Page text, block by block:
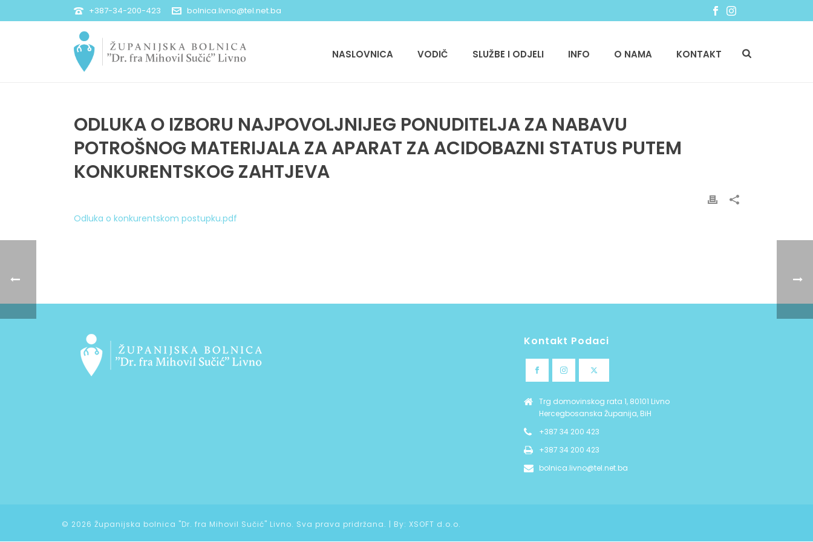
+387-34-200-423 bolnica.livno@tel.net.ba
NASLOVNICA VODIČ SLUŽBE I ODJELI INFO O NAMA KONTAKT
ODLUKA O IZBORU NAJPOVOLJNIJEG PONUDITELJA ZA NABAVU
POTROŠNOG MATERIJALA ZA APARAT ZA ACIDOBAZNI STATUS PUTEM
KONKURENTSKOG ZAHTJEVA
Odluka o konkurentskom postupku.pdf
Kontakt Podaci
Trg domovinskog rata 1, 80101 Livno
Hercegbosanska Županija, BiH
+387 34 200 423
+387 34 200 423
bolnica.livno@tel.net.ba
© 2026 Županijska bolnica "Dr. fra Mihovil Sučić" Livno. Sva prava pridržana. | By: XSOFT d.o.o.